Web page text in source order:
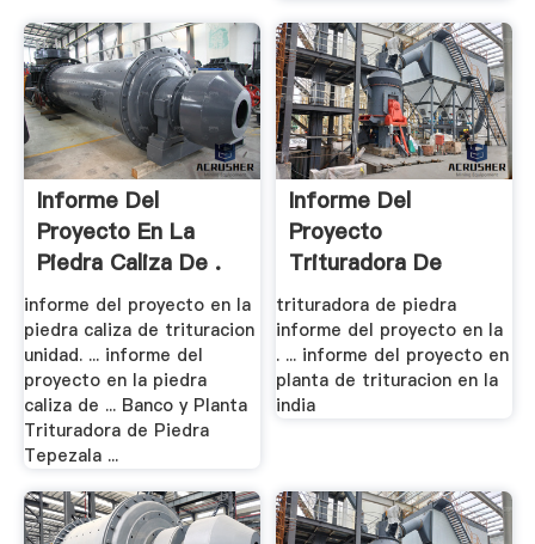
Informe Del
Proyecto En La
Piedra Caliza De .
informe del proyecto en la
piedra caliza de trituracion
unidad. ... informe del
proyecto en la piedra
caliza de ... Banco y Planta
Trituradora de Piedra
Tepezala ...
Informe Del
Proyecto
Trituradora De
Piedra En La .
trituradora de piedra
informe del proyecto en la
. ... informe del proyecto en
planta de trituracion en la
india